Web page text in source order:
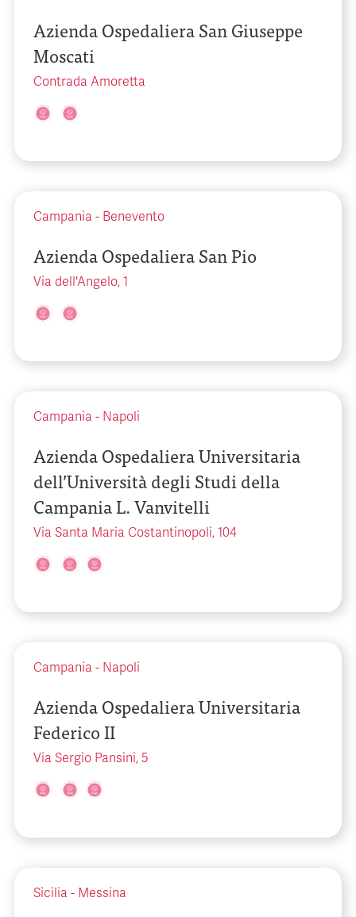
Azienda Ospedaliera San Giuseppe
Moscati
Contrada Amoretta
Campania - Benevento
Azienda Ospedaliera San Pio
Via dell'Angelo, 1
Campania - Napoli
Azienda Ospedaliera Universitaria
dell’Università degli Studi della
Campania L. Vanvitelli
Via Santa Maria Costantinopoli, 104
Campania - Napoli
Azienda Ospedaliera Universitaria
Federico II
Via Sergio Pansini, 5
Sicilia - Messina